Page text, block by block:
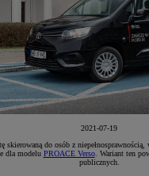
2021-07-19
skierowaną do osób z
dla modelu PROACE Verso. Wariant ten
publicznych.